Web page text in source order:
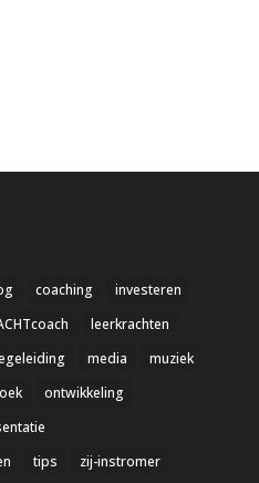
coaching
investeren
leerkrachten
media
muziek
ontwikkeling
tips zij-instromer